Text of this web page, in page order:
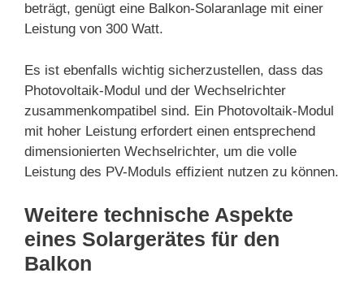
beträgt, genügt eine Balkon-Solaranlage mit einer
Leistung von 300 Watt.
Es ist ebenfalls wichtig sicherzustellen, dass das
Photovoltaik-Modul und der Wechselrichter
zusammenkompatibel sind. Ein Photovoltaik-Modul
mit hoher Leistung erfordert einen entsprechend
dimensionierten Wechselrichter, um die volle
Leistung des PV-Moduls effizient nutzen zu können.
Weitere technische Aspekte
eines Solargerätes für den
Balkon